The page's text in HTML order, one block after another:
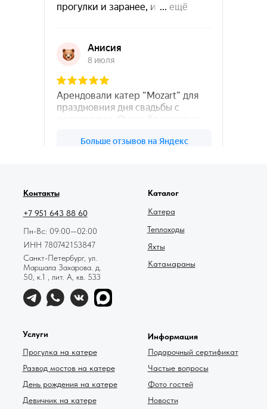
Контакты
+7 951 643 88 60
Пн-Вс: 09:00—02:00
ИНН 780742153847
Санкт-Петербург, ул.
Маршала Захарова. д.
50, к.1 , лит. А, кв. 533
Услуги
Прогулка на катере
Развод мостов на катере
День рождения на катере
Девичник на катере
Каталог
Катамараны
Яхты
Теплоходы
Катера
Информация
Подарочный сертификат
Частые вопросы
Фото гостей
Новости